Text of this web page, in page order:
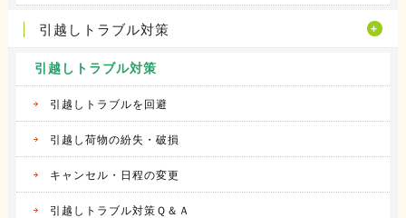
引越しトラブル対策
引越しトラブル対策
引越しトラブルを回避
引越し荷物の紛失・破損
キャンセル・日程の変更
引越しトラブル対策Ｑ＆Ａ